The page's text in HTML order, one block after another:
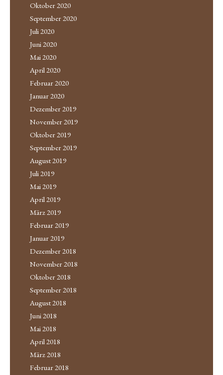
Oktober 2020
September 2020
Juli 2020
Juni 2020
Mai 2020
April 2020
Februar 2020
Januar 2020
Dezember 2019
November 2019
Oktober 2019
September 2019
August 2019
Juli 2019
Mai 2019
April 2019
März 2019
Februar 2019
Januar 2019
Dezember 2018
November 2018
Oktober 2018
September 2018
August 2018
Juni 2018
Mai 2018
April 2018
März 2018
Februar 2018